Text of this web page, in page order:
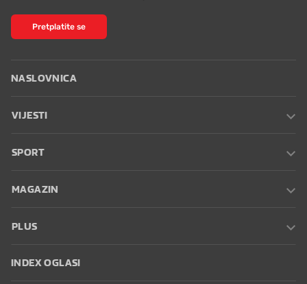
Pretplatite se
NASLOVNICA
VIJESTI
SPORT
MAGAZIN
PLUS
INDEX OGLASI